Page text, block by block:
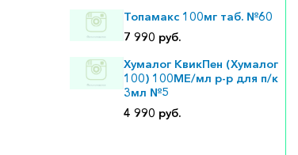
Топамакс 100мг таб. №60
7 990 руб.
Хумалог КвикПен (Хумалог
100) 100МЕ/мл р-р для п/к
3мл №5
4 990 руб.